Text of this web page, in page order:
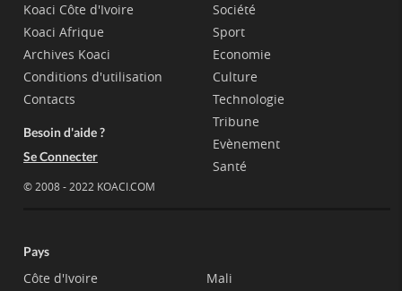
Koaci Côte d'Ivoire
Koaci Afrique
Archives Koaci
Conditions d'utilisation
Contacts
Besoin d'aide ?
Se Connecter
© 2008 - 2022 KOACI.COM
Société
Sport
Economie
Culture
Technologie
Tribune
Evènement
Santé
Pays
Côte d'Ivoire
Mali